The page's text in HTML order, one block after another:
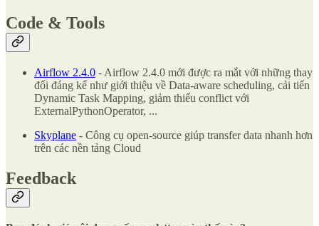
Code & Tools
Airflow 2.4.0 - Airflow 2.4.0 mới được ra mắt với những thay
đổi đáng kể như giới thiệu về Data-aware scheduling, cải tiến
Dynamic Task Mapping, giảm thiểu conflict với
ExternalPythonOperator, ...
Skyplane - Công cụ open-source giúp transfer data nhanh hơn
trên các nền tảng Cloud
Feedback